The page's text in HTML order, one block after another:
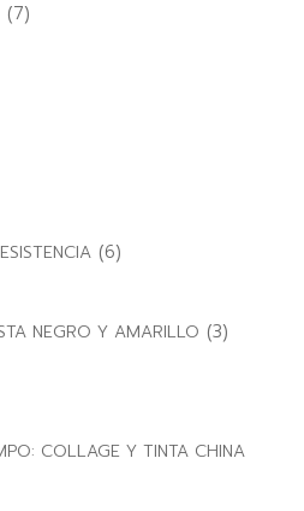
(7)
(6)
NEGRO Y AMARILLO (3)
COLLAGE Y TINTA CHINA